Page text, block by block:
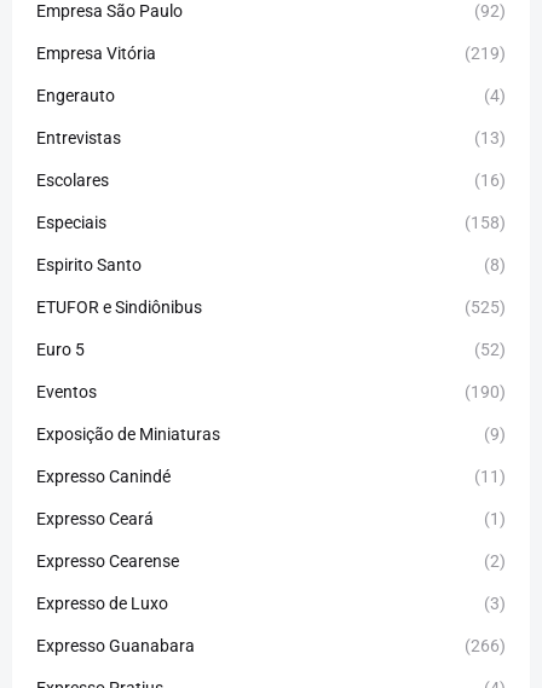
Empresa São Paulo (92)
Empresa Vitória (219)
Engerauto (4)
Entrevistas (13)
Escolares (16)
Especiais (158)
Espirito Santo (8)
ETUFOR e Sindiônibus (525)
Euro 5 (52)
Eventos (190)
Exposição de Miniaturas (9)
Expresso Canindé (11)
Expresso Ceará (1)
Expresso Cearense (2)
Expresso de Luxo (3)
Expresso Guanabara (266)